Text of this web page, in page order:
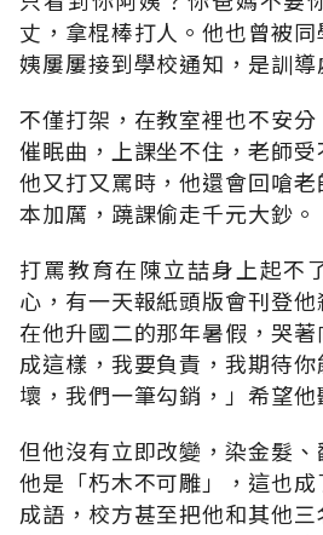
丈，拿棍棒打人。他也曾被
姨屢屢接到學校通知，是訓導
不僅打架，在教室裡也不安
催眠曲，上課坐不住，老師
他又打又罵時，他還會回嗆
本加厲，蹺課偷走千元大鈔。
打罵教育在陳立喆身上起不
心，有一天報紙頭版會刊登
在他升國二的那年暑假，哭
成這樣，我要負責，我期待
壞，我們一筆勾銷，」希望他
但他沒有立即改變，染金髮
他是「朽木不可雕」，這也
成語，校方甚至把他和其他